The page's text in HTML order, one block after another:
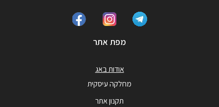
מפת אתר
אודות באג
מחלקה עיסקית
תקנון אתר